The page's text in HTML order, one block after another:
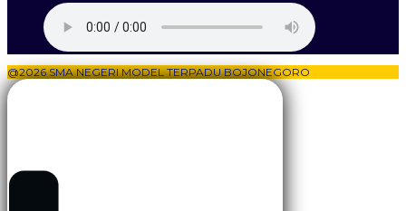
@2026 SMA NEGERI MODEL TERPADU BOJONEGORO